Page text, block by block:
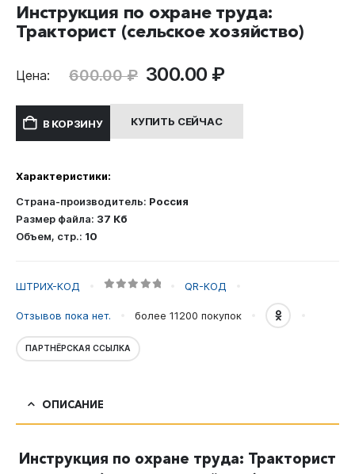
Инструкция по охране труда:
Тракторист (сельское хозяйство)
Цена: 600.00₽ Первоначальная
составляла
600.00 ₽.
300.00 ₽Текущая
300.00 ₽.
В КОРЗИНУ КУПИТЬ СЕЙЧАС
Характеристики:
Страна-производитель: Россия
Размер файла: 37 Кб
Объем, стр.: 10
ШТРИХ-КОД QR-КОД
Отзывов пока нет. более 11200 покупок
ПАРТНЁРСКАЯ ССЫЛКА
ОПИСАНИЕ
Инструкция по охране труда: Тракторист